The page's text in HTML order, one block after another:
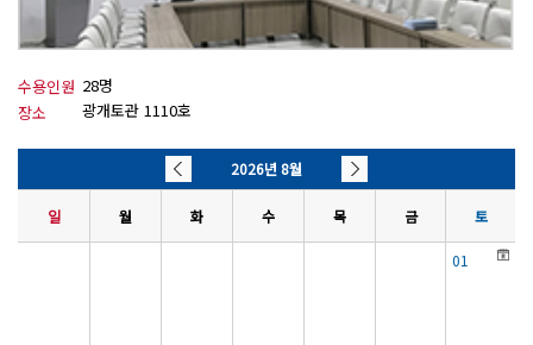
수용인원 28명
장소
광개토관 1110호
2026년 8월
일 월 화 수 목 금 토
01